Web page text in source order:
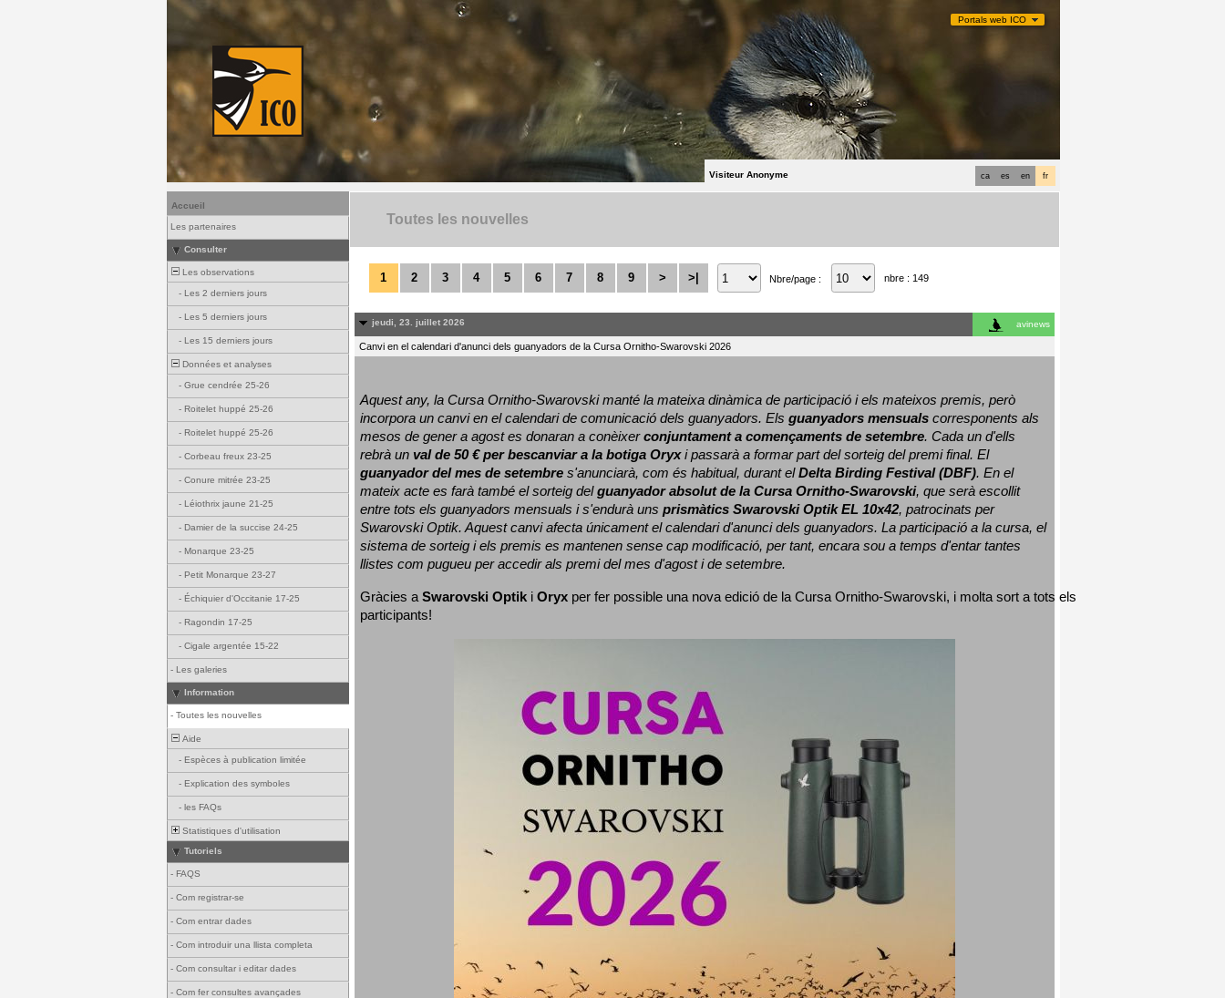
Portals web ICO
fr
en
es
ca
Visiteur Anonyme
Accueil
Les partenaires
Consulter
Les observations
- Les 2 derniers jours
- Les 5 derniers jours
- Les 15 derniers jours
Données et analyses
- Grue cendrée 25-26
- Roitelet huppé 25-26
- Roitelet huppé 25-26
- Corbeau freux 23-25
- Conure mitrée 23-25
- Léiothrix jaune 21-25
- Damier de la succise 24-25
- Monarque 23-25
- Petit Monarque 23-27
- Échiquier d'Occitanie 17-25
- Ragondin 17-25
- Cigale argentée 15-22
- Les galeries
Information
- Toutes les nouvelles
Aide
- Espèces à publication limitée
- Explication des symboles
- les FAQs
Statistiques d'utilisation
Tutoriels
- FAQS
- Com registrar-se
- Com entrar dades
- Com introduir una llista completa
- Com consultar i editar dades
- Com fer consultes avançades
Toutes les nouvelles
1 2 3 4 5 6 7 8 9 > >| Nbre/page : nbre : 149
jeudi, 23. juillet 2026 avinews
Canvi en el calendari d'anunci dels guanyadors de la Cursa Ornitho-Swarovski 2026
Aquest any, la Cursa Ornitho-Swarovski manté la mateixa dinàmica de participació i els mateixos premis, però
incorpora un canvi en el calendari de comunicació dels guanyadors. Els guanyadors mensuals corresponents als
mesos de gener a agost es donaran a conèixer conjuntament a començaments de setembre. Cada un d'ells
rebrà un val de 50 € per bescanviar a la botiga Oryx i passarà a formar part del sorteig del premi final.
El
guanyador del mes de setembre s'anunciarà, com és habitual, durant el Delta Birding Festival (DBF). En el
mateix acte es farà també el sorteig del guanyador absolut de la Cursa Ornitho-Swarovski, que serà escollit
entre tots els guanyadors mensuals i s'endurà uns prismàtics Swarovski Optik EL 10x42, patrocinats per
Swarovski Optik. Aquest canvi afecta únicament el calendari d'anunci dels guanyadors. La participació a la cursa, el
sistema de sorteig i els premis es mantenen sense cap modificació, per tant, encara sou a temps d'entar tantes
llistes com pugueu per accedir als premi del mes d'agost i de setembre.
Gràcies a Swarovski Optik i Oryx per fer possible una nova edició de la Cursa Ornitho-Swarovski, i molta sort a tots els
participants!